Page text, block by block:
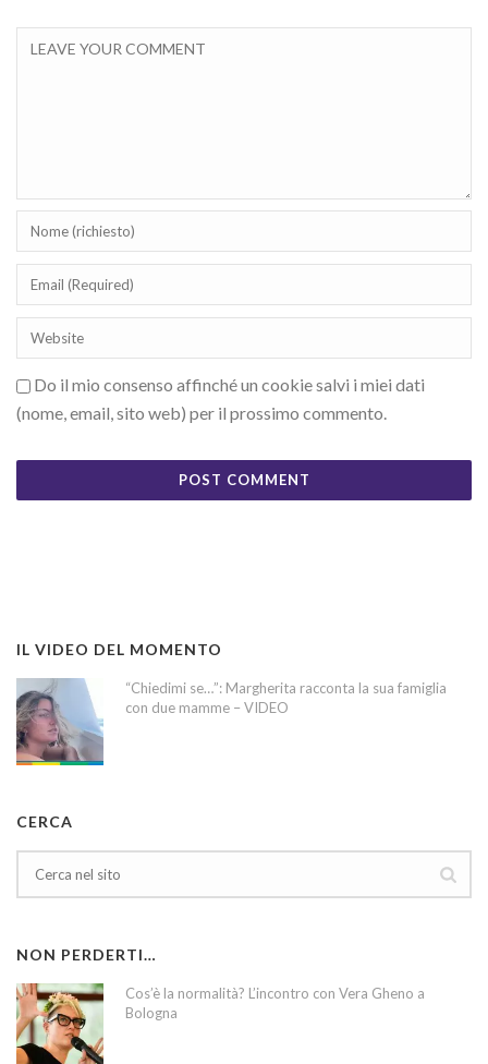
Do il mio consenso affinché un cookie salvi i miei dati
(nome, email, sito web) per il prossimo commento.
IL VIDEO DEL MOMENTO
“Chiedimi se…”: Margherita racconta la sua famiglia
con due mamme – VIDEO
CERCA
NON PERDERTI…
Cos’è la normalità? L’incontro con Vera Gheno a
Bologna